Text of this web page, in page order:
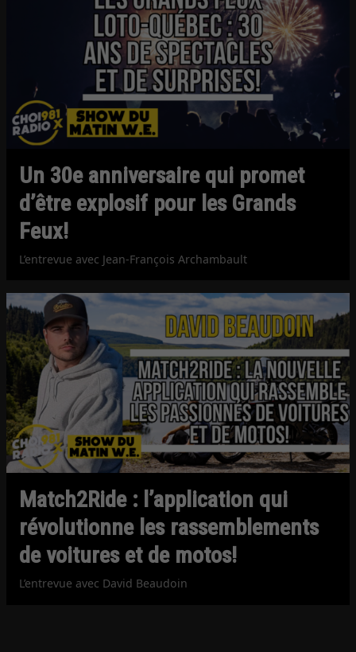
Un 30e anniversaire qui promet
d’être explosif pour les Grands
Feux!
L’entrevue avec Jean-François Archambault
Match2Ride : l’application qui
révolutionne les rassemblements
de voitures et de motos!
L’entrevue avec David Beaudoin